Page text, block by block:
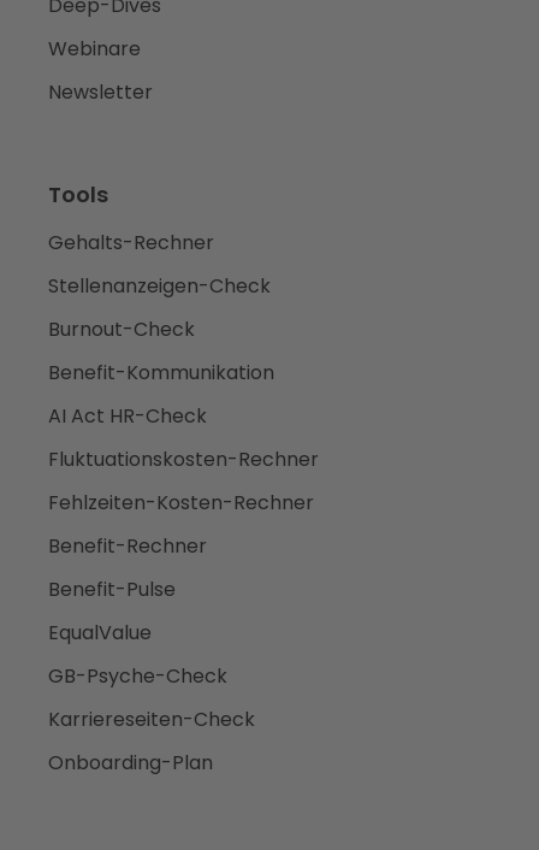
Deep-Dives
Webinare
Newsletter
Tools
Gehalts-Rechner
Stellenanzeigen-Check
Burnout-Check
Benefit-Kommunikation
AI Act HR-Check
Fluktuationskosten-Rechner
Fehlzeiten-Kosten-Rechner
Benefit-Rechner
Benefit-Pulse
EqualValue
GB-Psyche-Check
Karriereseiten-Check
Onboarding-Plan